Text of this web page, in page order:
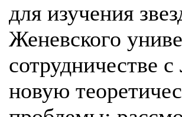
для изучения
Женевского
сотрудничестве
новую